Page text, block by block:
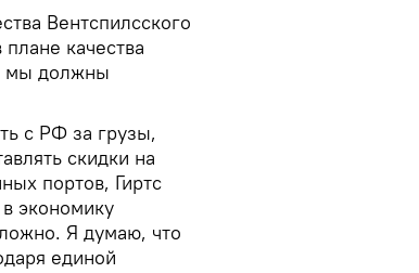
Вентспилсского
качества
мы должны
с РФ за грузы,
скидки на
портов, Гиртс
экономику
Я думаю, что
единой